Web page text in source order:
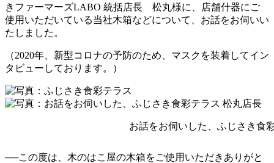
きファーマーズLABO 統括店長 松丸様に、店舗什器にご
使用いただいている当社木箱などについて、お話をお伺いい
たしました。
（2020年、新型コロナの予防のため、マスクを装着してイン
タビューしております。）
お話をお伺いした、ふじさき食
──この度は、木のはこ屋の木箱をご使用いただきありがと